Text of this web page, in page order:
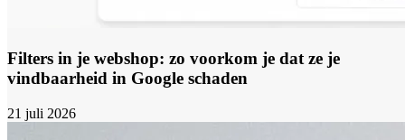
Filters in je webshop: zo voorkom je dat ze je
vindbaarheid in Google schaden
21 juli 2026